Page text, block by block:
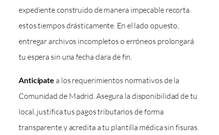
expediente construido de manera impecable recorta
estos tiempos drásticamente. En el lado opuesto,
entregar archivos incompletos o erróneos prolongará
tu espera sin una fecha clara de fin.
Anticípate a los requerimientos normativos de la
Comunidad de Madrid. Asegura la disponibilidad de tu
local, justifica tus pagos tributarios de forma
transparente y acredita a tu plantilla médica sin fisuras.